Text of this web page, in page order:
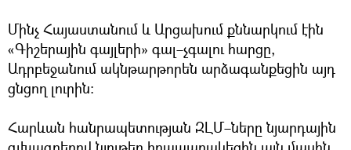
Մինչ Հայաստանում և Արցախում քննարկում էին
«Գիշերային գայլերի» գալ–չգալու հարցը,
Ադրբեջանում ակնթարթորեն արձագանքեցին այդ
ցնցող լուրին։
Հարևան հանրապետության ԶԼՄ–ները նյարդային